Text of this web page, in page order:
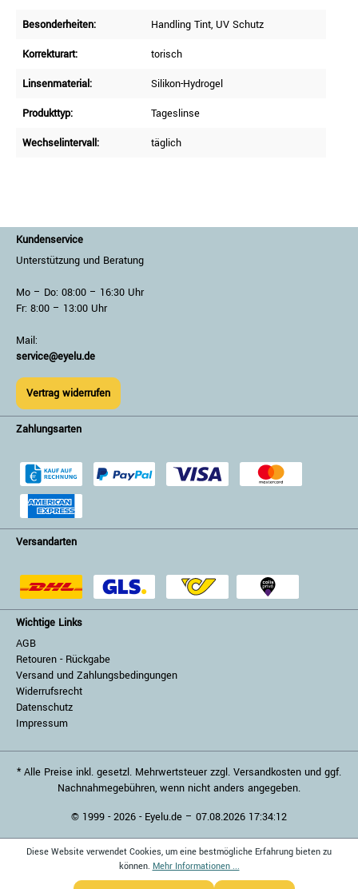
Besonderheiten: Handling Tint, UV Schutz
Korrekturart:
torisch
Linsenmaterial:
Silikon-Hydrogel
Produkttyp:
Tageslinse
Wechselintervall:
täglich
Kundenservice
Unterstützung und Beratung
Mo – Do: 08:00 – 16:30 Uhr
Fr: 8:00 – 13:00 Uhr
Mail:
service@eyelu.de
Vertrag widerrufen
Zahlungsarten
Versandarten
Wichtige Links
AGB
Retouren - Rückgabe
Versand und Zahlungsbedingungen
Widerrufsrecht
Datenschutz
Impressum
* Alle Preise inkl. gesetzl. Mehrwertsteuer zzgl. Versandkosten und ggf.
Nachnahmegebühren, wenn nicht anders angegeben.
© 1999 - 2026 - Eyelu.de – 07.08.2026 17:34:12
Diese Website verwendet Cookies, um eine bestmögliche Erfahrung bieten zu
können. Mehr Informationen ...